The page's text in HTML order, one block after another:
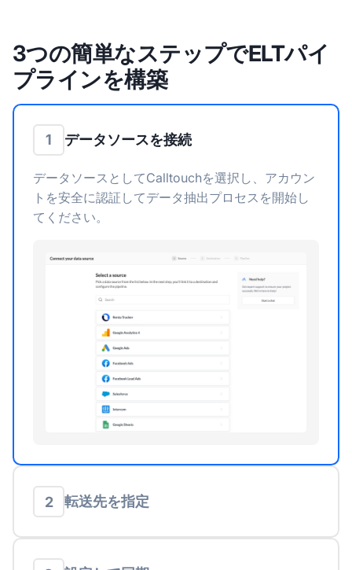
3つの簡単なステップでELTパイ
プラインを構築
1 データソースを接続
データソースとしてCalltouchを選択し、アカウン
トを安全に認証してデータ抽出プロセスを開始し
てください。
2 転送先を指定